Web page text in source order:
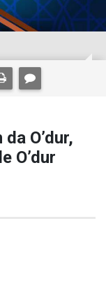
O’dur,
O’dur